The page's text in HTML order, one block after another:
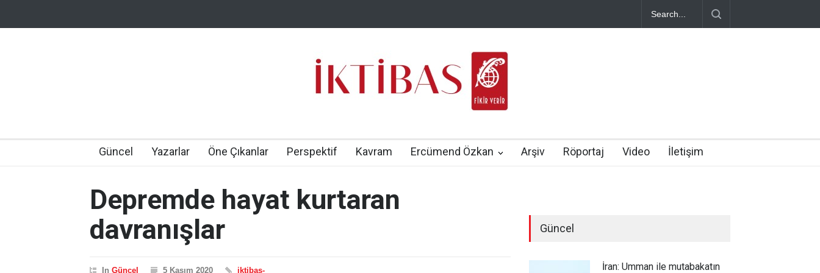
Güncel Yazarlar Öne Çıkanlar Perspektif Kavram Ercümend Özkan Arşiv Röportaj Video İletişim
Depremde hayat kurtaran
davranışlar
In Güncel 5 Kasım 2020 iktibas-
Güncel
İran: Umman ile mutabakatın